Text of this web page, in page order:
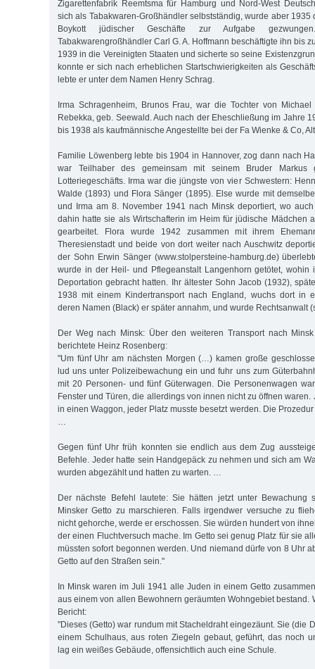
Zigarettenfabrik Reemtsma für Hamburg und Nord-West
sich als Tabakwaren-Großhändler selbstständig, wurde aber
Boykott jüdischer Geschäfte zur Aufgabe
Tabakwarengroßhändler Carl G. A. Hoffmann beschäftigte ihn bis
1939 in die Vereinigten Staaten und sicherte so seine
konnte er sich nach erheblichen Startschwierigkeiten als
lebte er unter dem Namen Henry Schrag.
Irma Schragenheim, Brunos Frau, war die Tochter von
Rebekka, geb. Seewald. Auch nach der Eheschließung im Jahre
bis 1938 als kaufmännische Angestellte bei der Fa Wienke & Co,
Familie Löwenberg lebte bis 1904 in Hannover, zog dann nach
war Teilhaber des gemeinsam mit seinem Bruder Markus
Lotteriegeschäfts. Irma war die jüngste von vier Schwestern:
Walde (1893) und Flora Sänger (1895). Else wurde mit
und Irma am 8. November 1941 nach Minsk deportiert, wo
dahin hatte sie als Wirtschafterin im Heim für jüdische Mädchen
gearbeitet. Flora wurde 1942 zusammen mit ihrem
Theresienstadt und beide von dort weiter nach Auschwitz
der Sohn Erwin Sänger (www.stolpersteine-hamburg.de)
wurde in der Heil- und Pflegeanstalt Langenhorn getötet, wohin
Deportation gebracht hatten. Ihr ältester Sohn Jacob (1932),
1938 mit einem Kindertransport nach England, wuchs dort in
deren Namen (Black) er später annahm, und wurde Rechtsanwalt
Der Weg nach Minsk: Über den weiteren Transport nach
berichtete Heinz Rosenberg:
"Um fünf Uhr am nächsten Morgen (…) kamen große
lud uns unter Polizeibewachung ein und fuhr uns zum
mit 20 Personen- und fünf Güterwagen. Die Personenwagen
Fenster und Türen, die allerdings von innen nicht zu öffnen waren.
in einen Waggon, jeder Platz musste besetzt werden. Die
Gegen fünf Uhr früh konnten sie endlich aus dem Zug
Befehle. Jeder hatte sein Handgepäck zu nehmen und sich am
wurden abgezählt und hatten zu warten. …
Der nächste Befehl lautete: Sie hätten jetzt unter Bewachung
Minsker Getto zu marschieren. Falls irgendwer versuche zu
nicht gehorche, werde er erschossen. Sie würden hundert von
der einen Fluchtversuch mache. Im Getto sei genug Platz für sie
müssten sofort begonnen werden. Und niemand dürfe von 8 Uhr
Getto auf den Straßen sein."
In Minsk waren im Juli 1941 alle Juden in einem Getto
aus einem von allen Bewohnern geräumten Wohngebiet bestand.
Bericht:
"Dieses (Getto) war rundum mit Stacheldraht eingezäunt. Sie (die
einem Schulhaus, aus roten Ziegeln gebaut, geführt, das noch
lag ein weißes Gebäude, offensichtlich auch eine Schule.